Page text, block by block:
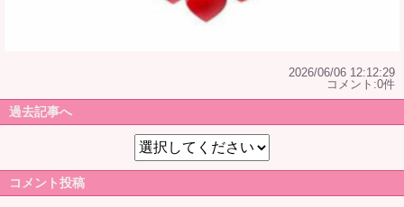
2026/06/06 12:12:29
コメント:0件
過去記事へ
コメント投稿